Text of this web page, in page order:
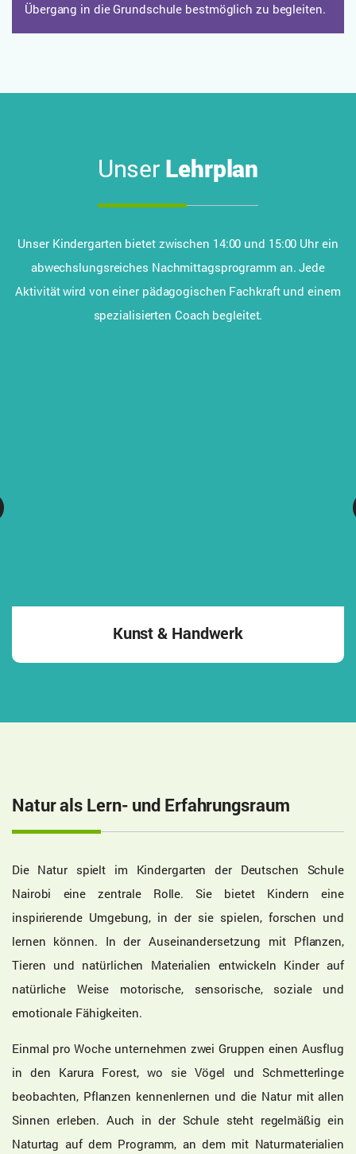
Übergang in die Grundschule bestmöglich zu begleiten.
Unser Lehrplan
Unser Kindergarten bietet zwischen 14:00 und 15:00 Uhr ein
abwechslungsreiches Nachmittagsprogramm an. Jede
Aktivität wird von einer pädagogischen Fachkraft und einem
spezialisierten Coach begleitet.
Kunst & Handwerk
Natur als Lern- und Erfahrungsraum
Die Natur spielt im Kindergarten der Deutschen Schule
Nairobi eine zentrale Rolle. Sie bietet Kindern eine
inspirierende Umgebung, in der sie spielen, forschen und
lernen können. In der Auseinandersetzung mit Pflanzen,
Tieren und natürlichen Materialien entwickeln Kinder auf
natürliche Weise motorische, sensorische, soziale und
emotionale Fähigkeiten.
Einmal pro Woche unternehmen zwei Gruppen einen Ausflug
in den Karura Forest, wo sie Vögel und Schmetterlinge
beobachten, Pflanzen kennenlernen und die Natur mit allen
Sinnen erleben. Auch in der Schule steht regelmäßig ein
Naturtag auf dem Programm, an dem mit Naturmaterialien